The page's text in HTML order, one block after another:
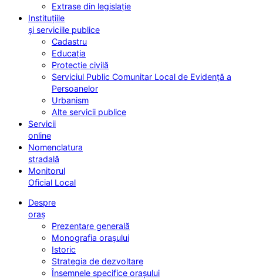
Extrase din legislație
Instituțiile
și serviciile publice
Cadastru
Educația
Protecție civilă
Serviciul Public Comunitar Local de Evidență a
Persoanelor
Urbanism
Alte servicii publice
Servicii
online
Nomenclatura
stradală
Monitorul
Oficial Local
Despre
oraș
Prezentare generală
Monografia orașului
Istoric
Strategia de dezvoltare
Însemnele specifice orașului